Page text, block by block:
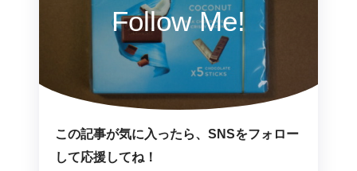
Follow Me!
この記事が気に入ったら、SNSをフォロー
して応援してね！